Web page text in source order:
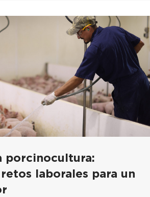
porcinocultura:
laborales para un